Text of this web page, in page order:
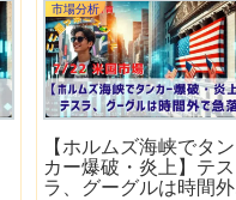
市場分析
【ホルムズ海峡でタン
カー爆破・炎上】テス
ラ、グーグルは時間外